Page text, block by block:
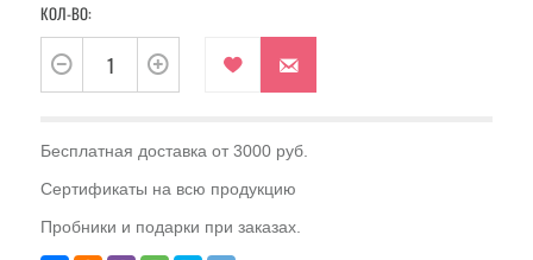
КОЛ-ВО:
Бесплатная доставка от 3000 руб.
Сертификаты на всю продукцию
Пробники и подарки при заказах.